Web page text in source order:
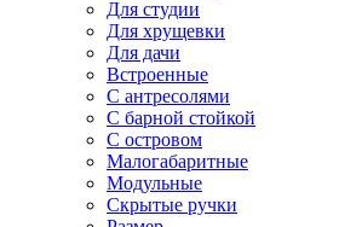
Для студии
Для хрущевки
Для дачи
Встроенные
С антресолями
С барной стойкой
С островом
Малогабаритные
Модульные
Скрытые ручки